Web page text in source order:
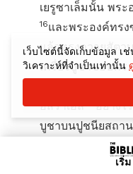
เริ่ม
เยรูซาเล็มนั้น พร
16และพระองค์ทร
แล้วทรงถวายสัตว
เครื่องบูชาขอบพ
บัญชายูดาห์ให้ปร
อิสราเอล อย่างไ
บูชาบนปูชนียสถาน
พระเจ้าของพวกเข
การสิ้นพระชนม์ขอ
เว็บไซต์นี้จัดเก็บข้อมูล เ
วิเคราะห์ที่จำเป็นเท่านั้น